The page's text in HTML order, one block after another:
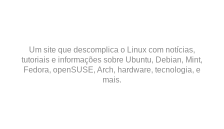
Um site que descomplica o Linux com notícias,
tutoriais e informações sobre Ubuntu, Debian, Mint,
Fedora, openSUSE, Arch, hardware, tecnologia, e
mais.